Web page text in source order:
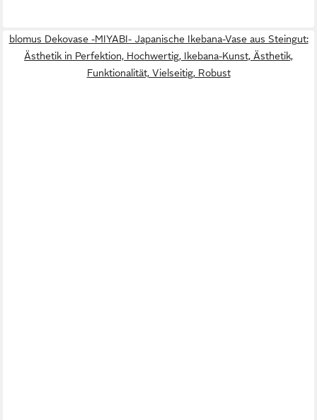
blomus Dekovase -MIYABI- Japanische Ikebana-Vase aus Steingut:
Ästhetik in Perfektion, Hochwertig, Ikebana-Kunst, Ästhetik,
Funktionalität, Vielseitig, Robust